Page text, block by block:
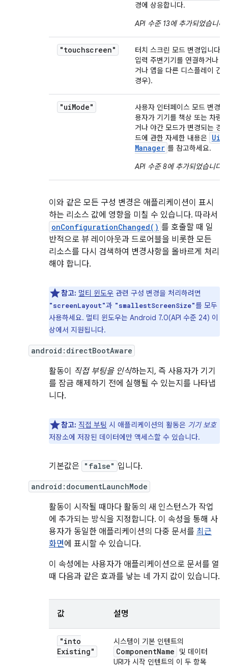
경에 상응합니다.
API 수준 13에 추가되었습니다
"touchscreen"
터치 스크린 모드 변경입니다(
입력 주변기기를 연결하거나
거나 앱을 다른 디스플레이 간
경우).
"uiMode"
사용자 인터페이스 모드 변경
용자가 기기를 책상 또는 차량
거나 야간 모드가 변경되는 경
드에 관한 자세한 내용은 Ui
Manager 를 참고하세요.
API 수준 8에 추가되었습니다
이와 같은 모든 구성 변경은 애플리케이션이 표시
하는 리소스 값에 영향을 미칠 수 있습니다. 따라서
onConfigurationChanged() 를 호출할 때 일
반적으로 뷰 레이아웃과 드로어블을 비롯한 모든
리소스를 다시 검색하여 변경사항을 올바르게 처리
해야 합니다.
참고: 멀티 윈도우 관련 구성 변경을 처리하려면
"screenLayout"과 "smallestScreenSize"를 모두
사용하세요. 멀티 윈도우는 Android 7.0(API 수준 24) 이
상에서 지원됩니다.
android:directBootAware
활동이 직접 부팅을 인식하는지, 즉 사용자가 기기
를 잠금 해제하기 전에 실행될 수 있는지를 나타냅
니다.
참고: 직접 부팅 시 애플리케이션의 활동은 기기 보호
저장소에 저장된 데이터에만 액세스할 수 있습니다.
기본값은 "false" 입니다.
android:documentLaunchMode
활동이 시작될 때마다 활동의 새 인스턴스가 작업
에 추가되는 방식을 지정합니다. 이 속성을 통해 사
용자가 동일한 애플리케이션의 다중 문서를 최근
화면에 표시할 수 있습니다.
이 속성에는 사용자가 애플리케이션으로 문서를 열
때 다음과 같은 효과를 낳는 네 가지 값이 있습니다.
값 설명
"into
Existing"
시스템이 기본 인텐트의
ComponentName
및 데이터
URI가 시작 인텐트의 이 두 항목